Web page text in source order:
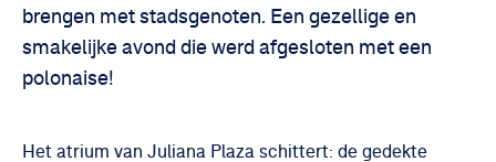
brengen met stadsgenoten. Een gezellige en
smakelijke avond die werd afgesloten met een
polonaise!
Het atrium van Juliana Plaza schittert: de gedekte